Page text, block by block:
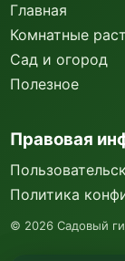
Главная
Комнатные
Сад и огород
Полезное
Правовая
Политика
© 2026 Садовый